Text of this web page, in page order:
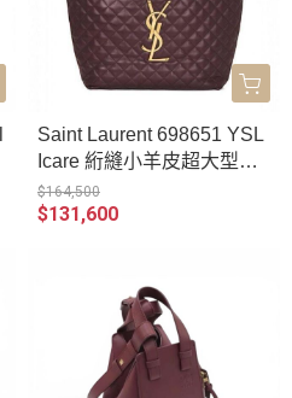
Saint Laurent 698651 YSL
Icare 絎縫小羊皮超大型購
物包 卡本內酒紅色
$164,500
$131,600